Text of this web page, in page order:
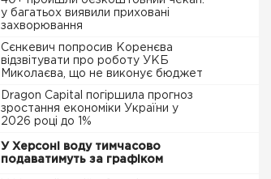
у багатьох виявили приховані
захворювання
Сєнкевич попросив Коренєва
відзвітувати про роботу УКБ
Миколаєва, що не виконує бюджет
Dragon Capital погіршила прогноз
зростання економіки України у
2026 році до 1%
У Херсоні воду тимчасово
подаватимуть за графіком